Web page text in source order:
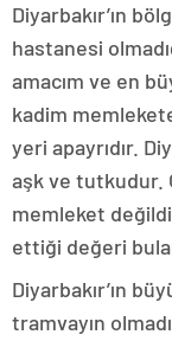
Diyarbakır’ın
hastanesi
amacım ve en
kadim
yeri apayrıdır.
aşk ve tutkudur.
memleket
ettiği değeri
Diyarbakır’ın
tramvayın